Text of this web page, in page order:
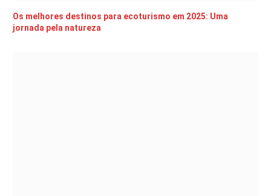
Os melhores destinos para ecoturismo em 2025: Uma
jornada pela natureza